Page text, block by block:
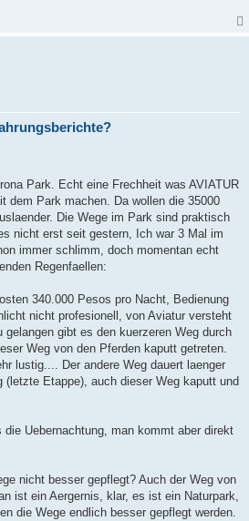
Park. Echt eine Frechheit was AVIATUR
dem Park machen. Da wollen die 35000
Die Wege im Park sind praktisch
nicht erst seit gestern, Ich war 3 Mal im
immer schlimm, doch momentan echt
Regenfaellen:
340.000 Pesos pro Nacht, Bedienung
nicht profesionell, von Aviatur versteht
gibt es den kuerzeren Weg durch
Weg von den Pferden kaputt getreten.
lustig.... Der andere Weg dauert laenger
(letzte Etappe), auch dieser Weg kaputt und
Uebernachtung, man kommt aber direkt
nicht besser gepflegt? Auch der Weg von
ist ein Aergernis, klar, es ist ein Naturpark,
die Wege endlich besser gepflegt werden.